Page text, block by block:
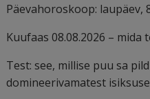
Päevahoroskoop: laupäev,
Kuufaas 08.08.2026 – mida
Test: see, millise puu sa
domineerivamatest